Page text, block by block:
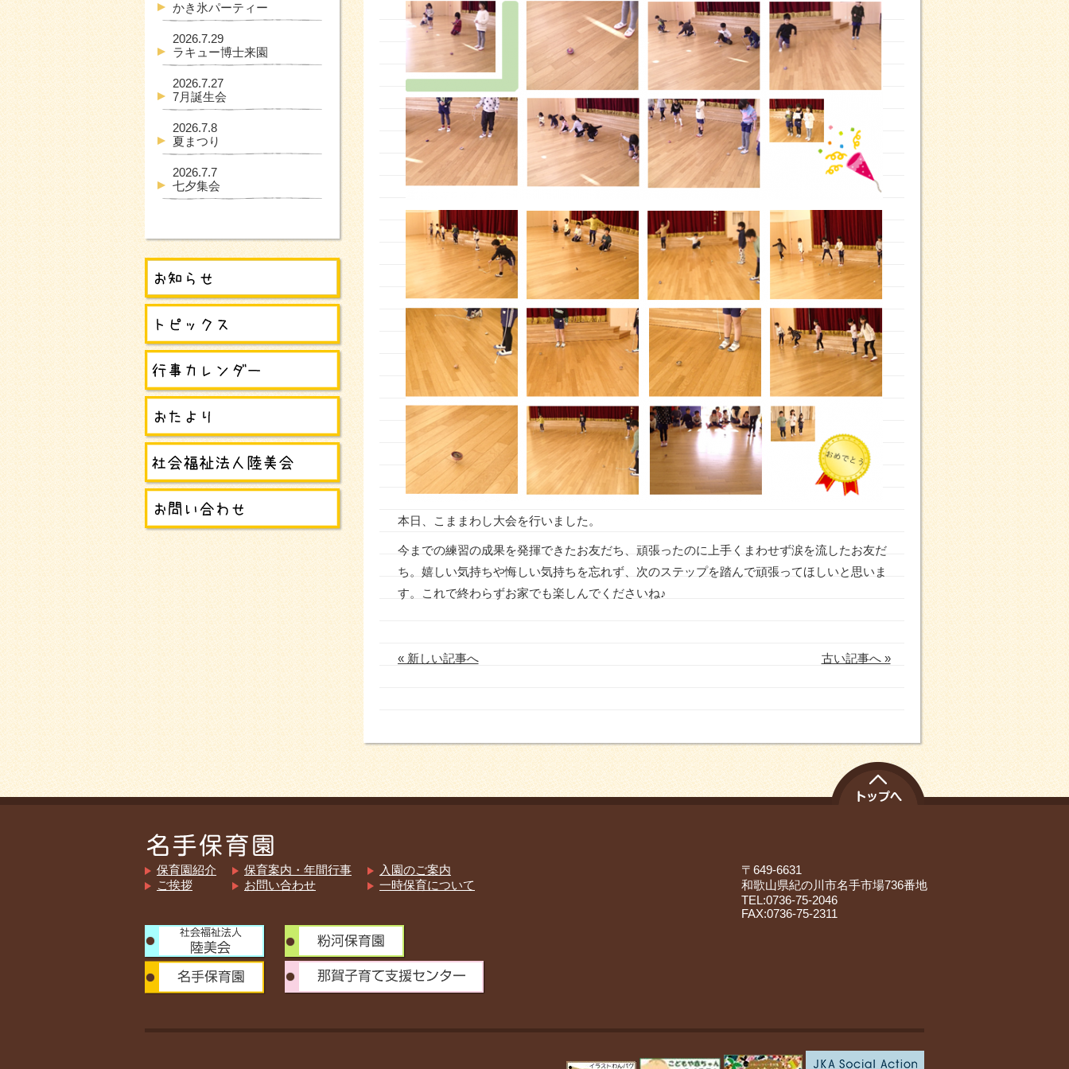
本日、こままわし大会を行いました。
今までの練習の成果を発揮できたお友だち、頑張ったのに上手くまわせず涙を流したお友だ
ち。嬉しい気持ちや悔しい気持ちを忘れず、次のステップを踏んで頑張ってほしいと思いま
す。これで終わらずお家でも楽しんでくださいね♪
« 新しい記事へ 古い記事へ »
かき氷パーティー
2026.7.29
ラキュー博士来園
2026.7.27
7月誕生会
2026.7.8
夏まつり
2026.7.7
七夕集会
保育園紹介
ご挨拶
保育案内・年間行事
お問い合わせ
入園のご案内
一時保育について
〒649-6631
和歌山県紀の川市名手市場736番地
TEL:0736-75-2046
FAX:0736-75-2311